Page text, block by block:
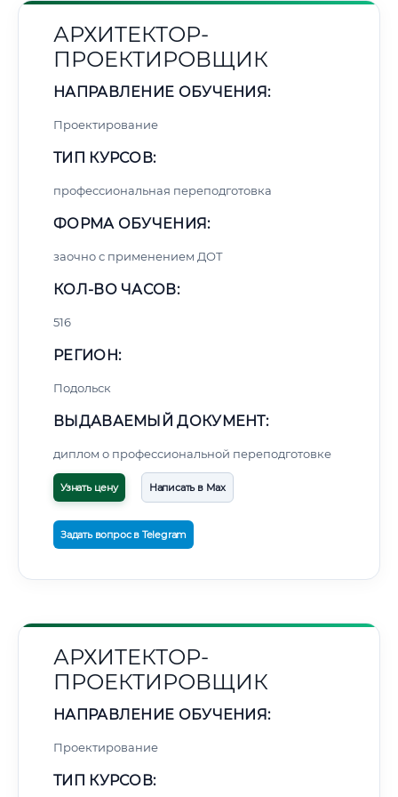
АРХИТЕКТОР-
ПРОЕКТИРОВЩИК
НАПРАВЛЕНИЕ ОБУЧЕНИЯ:
Проектирование
ТИП КУРСОВ:
профессиональная переподготовка
ФОРМА ОБУЧЕНИЯ:
заочно с применением ДОТ
КОЛ-ВО ЧАСОВ:
516
РЕГИОН:
Подольск
ВЫДАВАЕМЫЙ ДОКУМЕНТ:
диплом о профессиональной переподготовке
Узнать цену Написать в Max
Задать вопрос в Telegram
АРХИТЕКТОР-
ПРОЕКТИРОВЩИК
НАПРАВЛЕНИЕ ОБУЧЕНИЯ:
Проектирование
ТИП КУРСОВ: